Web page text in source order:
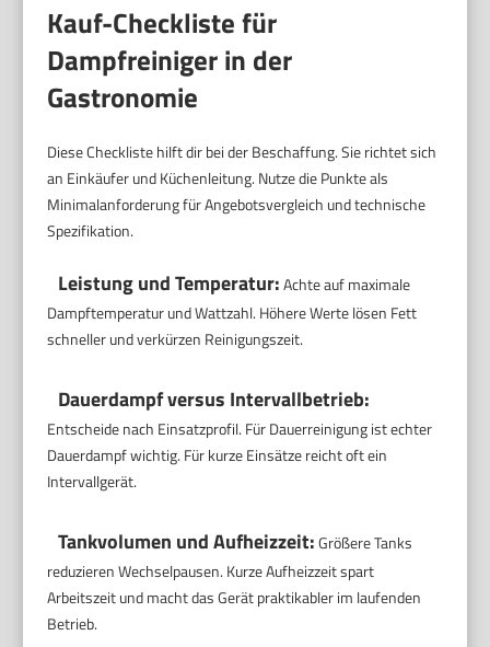
Kauf-Checkliste für
Dampfreiniger in der
Gastronomie
Diese Checkliste hilft dir bei der Beschaffung. Sie richtet sich
an Einkäufer und Küchenleitung. Nutze die Punkte als
Minimalanforderung für Angebotsvergleich und technische
Spezifikation.
Leistung und Temperatur:Achte auf maximale
Dampftemperatur und Wattzahl. Höhere Werte lösen Fett
schneller und verkürzen Reinigungszeit.
Dauerdampf versus Intervallbetrieb:
Entscheide nach Einsatzprofil. Für Dauerreinigung ist echter
Dauerdampf wichtig. Für kurze Einsätze reicht oft ein
Intervallgerät.
Tankvolumen und Aufheizzeit:Größere Tanks
reduzieren Wechselpausen. Kurze Aufheizzeit spart
Arbeitszeit und macht das Gerät praktikabler im laufenden
Betrieb.